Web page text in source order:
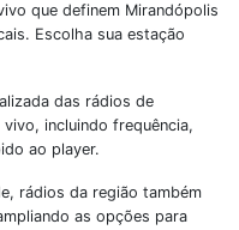
que definem Mirandópolis
Escolha sua estação
das rádios de
incluindo frequência,
ao player.
rádios da região também
as opções para